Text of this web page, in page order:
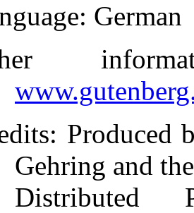
: German
: Produced
Gehring and
Distributed